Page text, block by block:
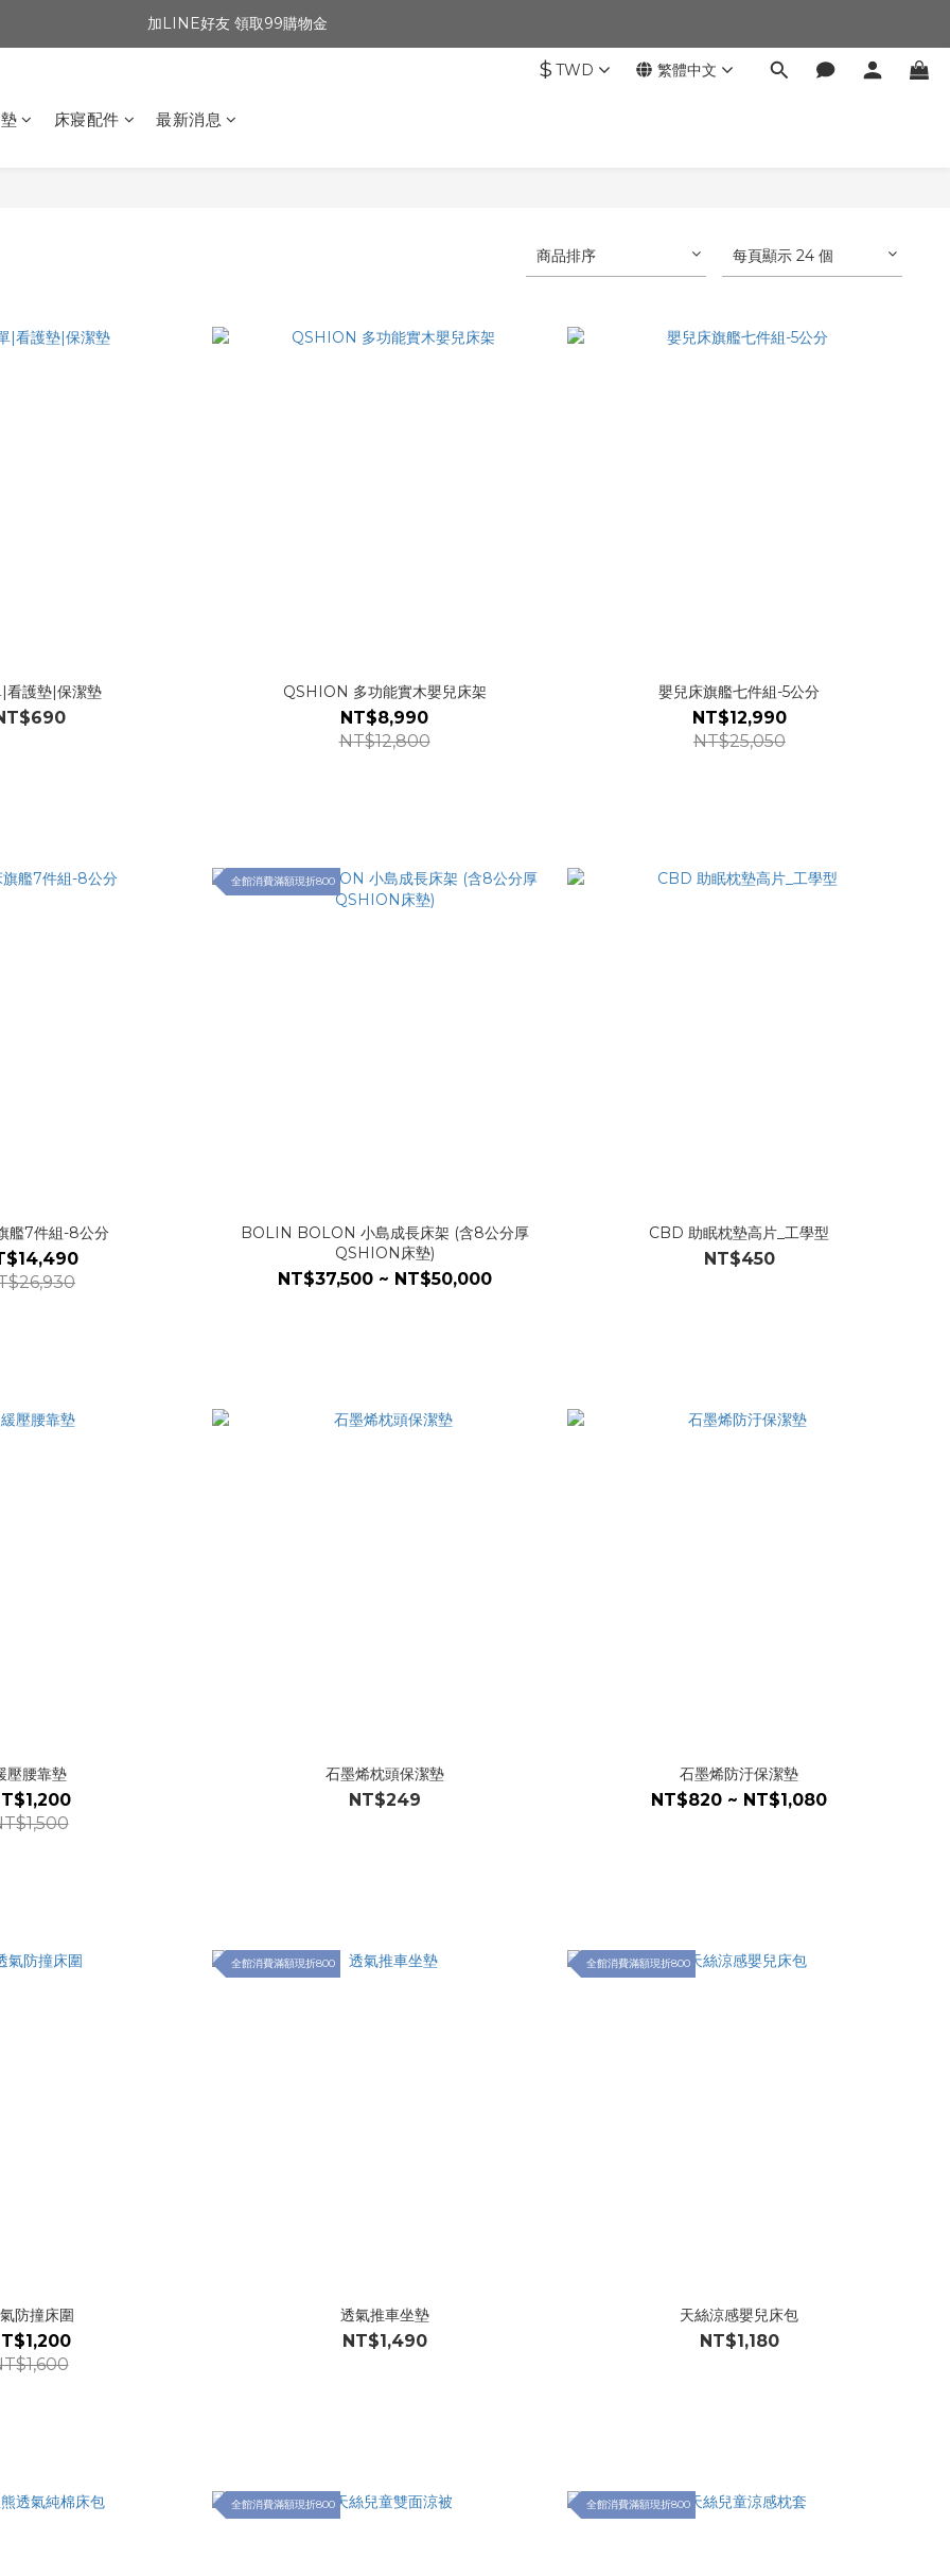
加LINE好友 領取99購物金
$ TWD 繁體中文
床寢配件 最新消息
商品排序 每頁顯示 24 個
看護墊|保潔墊 QSHION 多功能實木嬰兒床架
NT$8,990
NT$12,800
嬰兒床旗艦七件組-5公分
NT$12,990
NT$25,050
艦7件組-8公分
全館消費滿額現折800
BOLIN BOLON 小島成長床架 (含8公分厚
QSHION床墊)
NT$37,500 ~ NT$50,000
CBD 助眠枕墊高片_工學型
NT$450
壓腰靠墊 石墨烯枕頭保潔墊
NT$249
石墨烯防汙保潔墊
NT$820 ~ NT$1,080
防撞床圍
全館消費滿額現折800
透氣推車坐墊
NT$1,490
全館消費滿額現折800
天絲涼感嬰兒床包
NT$1,180
全館消費滿額現折800 全館消費滿額現折800